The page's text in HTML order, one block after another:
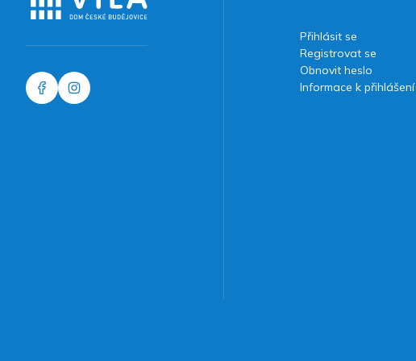
Přihlásit se
Registrovat se
Obnovit heslo
Informace k přihlášení